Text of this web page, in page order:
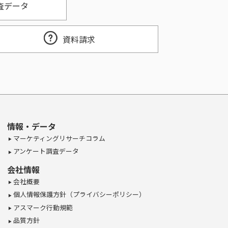
データ
資料請求
情報・データ
マーケティングリサーチコラム
アンケート調査データ
会社情報
会社概要
個人情報保護方針（プライバシーポリシー）
アスマーク行動規範
品質方針